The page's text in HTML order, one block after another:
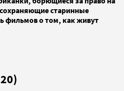
старинные
фильмов о том, как живут